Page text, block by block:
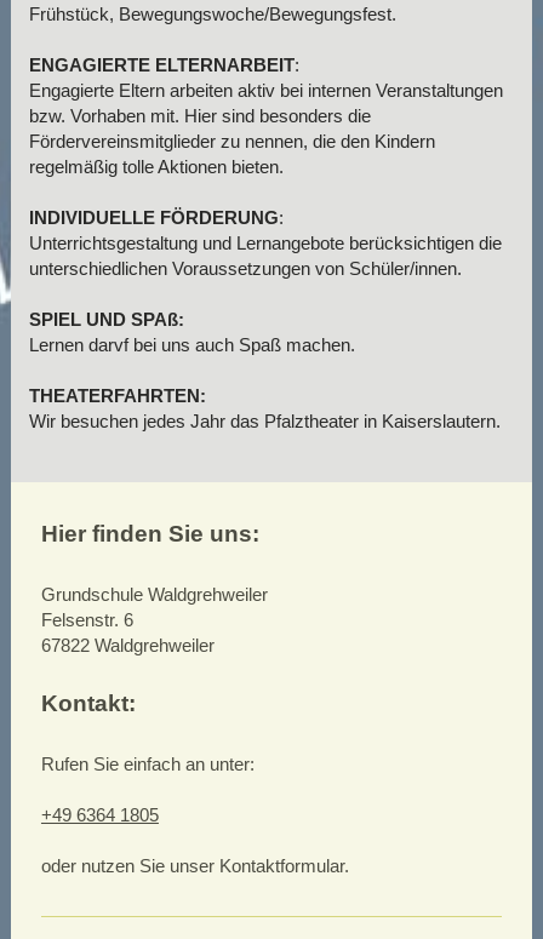
Frühstück, Bewegungswoche/Bewegungsfest.
ENGAGIERTE ELTERNARBEIT:
Engagierte Eltern arbeiten aktiv bei internen Veranstaltungen
bzw. Vorhaben mit. Hier sind besonders die
Fördervereinsmitglieder zu nennen, die den Kindern
regelmäßig tolle Aktionen bieten.
INDIVIDUELLE FÖRDERUNG:
Unterrichtsgestaltung und Lernangebote berücksichtigen die
unterschiedlichen Voraussetzungen von Schüler/innen.
SPIEL UND SPAß:
Lernen darvf bei uns auch Spaß machen.
THEATERFAHRTEN:
Wir besuchen jedes Jahr das Pfalztheater in Kaiserslautern.
Hier finden Sie uns:
Grundschule Waldgrehweiler
Felsenstr. 6
67822 Waldgrehweiler
Kontakt:
Rufen Sie einfach an unter:
+49 6364 1805
oder nutzen Sie unser Kontaktformular.